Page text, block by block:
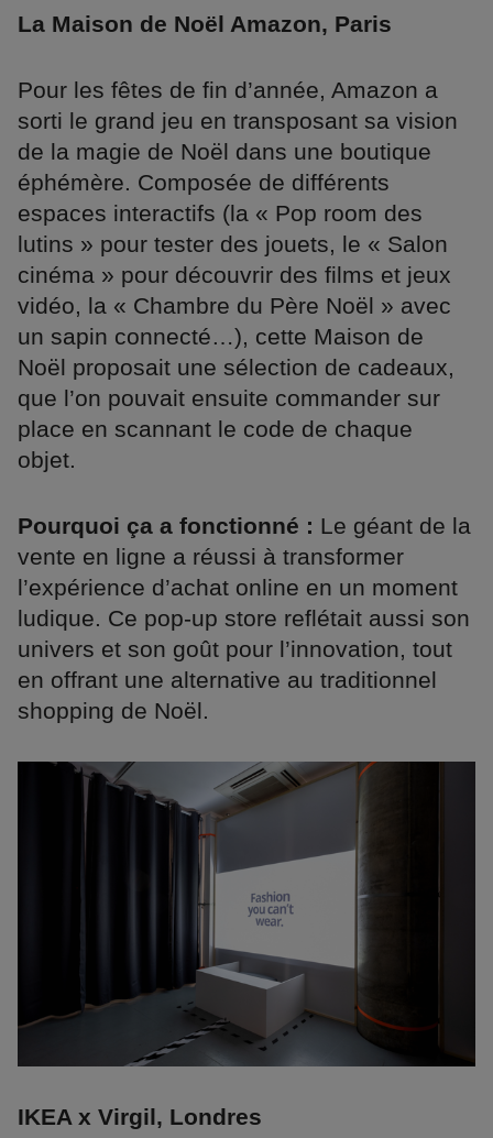
La Maison de Noël Amazon, Paris
Pour les fêtes de fin d’année, Amazon a
sorti le grand jeu en transposant sa vision
de la magie de Noël dans une boutique
éphémère. Composée de différents
espaces interactifs (la « Pop room des
lutins » pour tester des jouets, le « Salon
cinéma » pour découvrir des films et jeux
vidéo, la « Chambre du Père Noël » avec
un sapin connecté…), cette Maison de
Noël proposait une sélection de cadeaux,
que l’on pouvait ensuite commander sur
place en scannant le code de chaque
objet.
Pourquoi ça a fonctionné : Le géant de la
vente en ligne a réussi à transformer
l’expérience d’achat online en un moment
ludique. Ce pop-up store reflétait aussi son
univers et son goût pour l’innovation, tout
en offrant une alternative au traditionnel
shopping de Noël.
IKEA x Virgil, Londres